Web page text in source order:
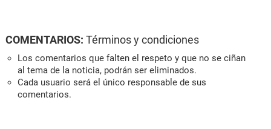
COMENTARIOS: Términos y condiciones
Los comentarios que falten el respeto y que no se ciñan
al tema de la noticia, podrán ser eliminados.
Cada usuario será el único responsable de sus
comentarios.